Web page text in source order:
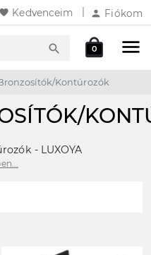
favorite Kedvenceim person Fiókom
menu
search
Keresés
local_mall
Kosár
0
Kontúrozók
- LUXOYA